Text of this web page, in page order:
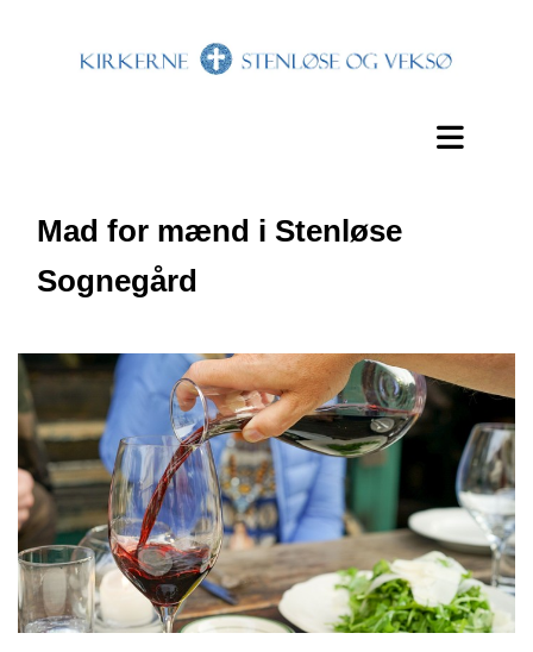
Mad for mænd i Stenløse
Sognegård